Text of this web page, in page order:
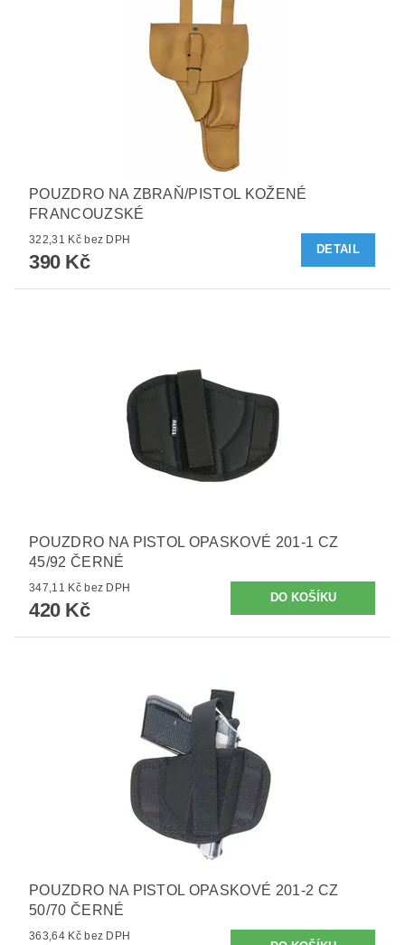
POUZDRO NA ZBRAŇ/PISTOL KOŽENÉ
FRANCOUZSKÉ
322,31 Kč bez DPH
390 Kč
DETAIL
POUZDRO NA PISTOL OPASKOVÉ 201-1 CZ
45/92 ČERNÉ
347,11 Kč bez DPH
420 Kč
POUZDRO NA PISTOL OPASKOVÉ 201-2 CZ
50/70 ČERNÉ
363,64 Kč bez DPH